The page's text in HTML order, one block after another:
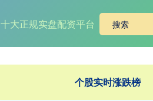
十大正规实盘配资平台
个股实时涨跌榜